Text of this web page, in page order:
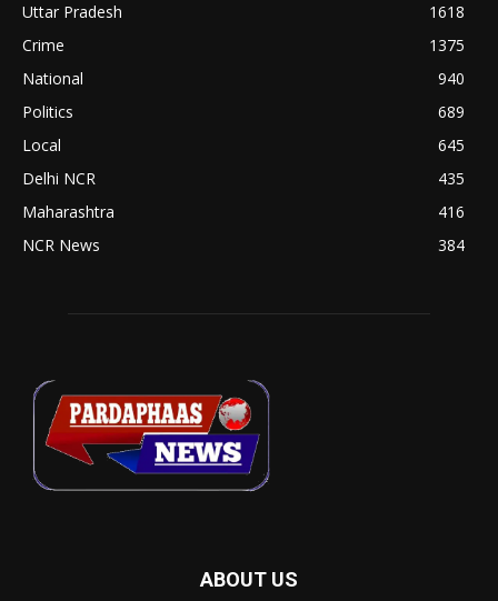
Uttar Pradesh
1618
Crime
1375
National
940
Politics
689
Local
645
Delhi NCR
435
Maharashtra
416
NCR News
384
ABOUT US